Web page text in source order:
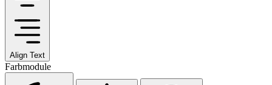
Align Text
Farbmodule